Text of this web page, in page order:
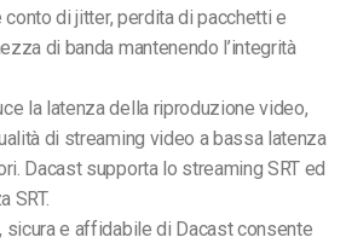
di jitter, perdita di pacchetti e
di banda mantenendo l’integrità
la latenza della riproduzione video,
di streaming video a bassa latenza
Dacast supporta lo streaming SRT ed
SRT.
sicura e affidabile di Dacast consente